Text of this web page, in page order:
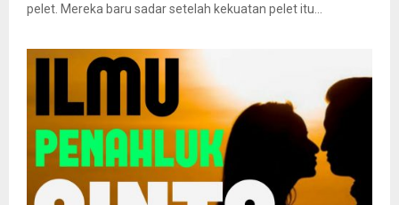
pelet. Mereka baru sadar setelah kekuatan pelet itu...